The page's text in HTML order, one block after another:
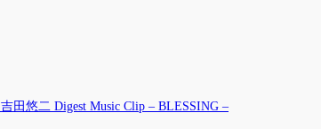
吉田悠二 Digest Music Clip – BLESSING –